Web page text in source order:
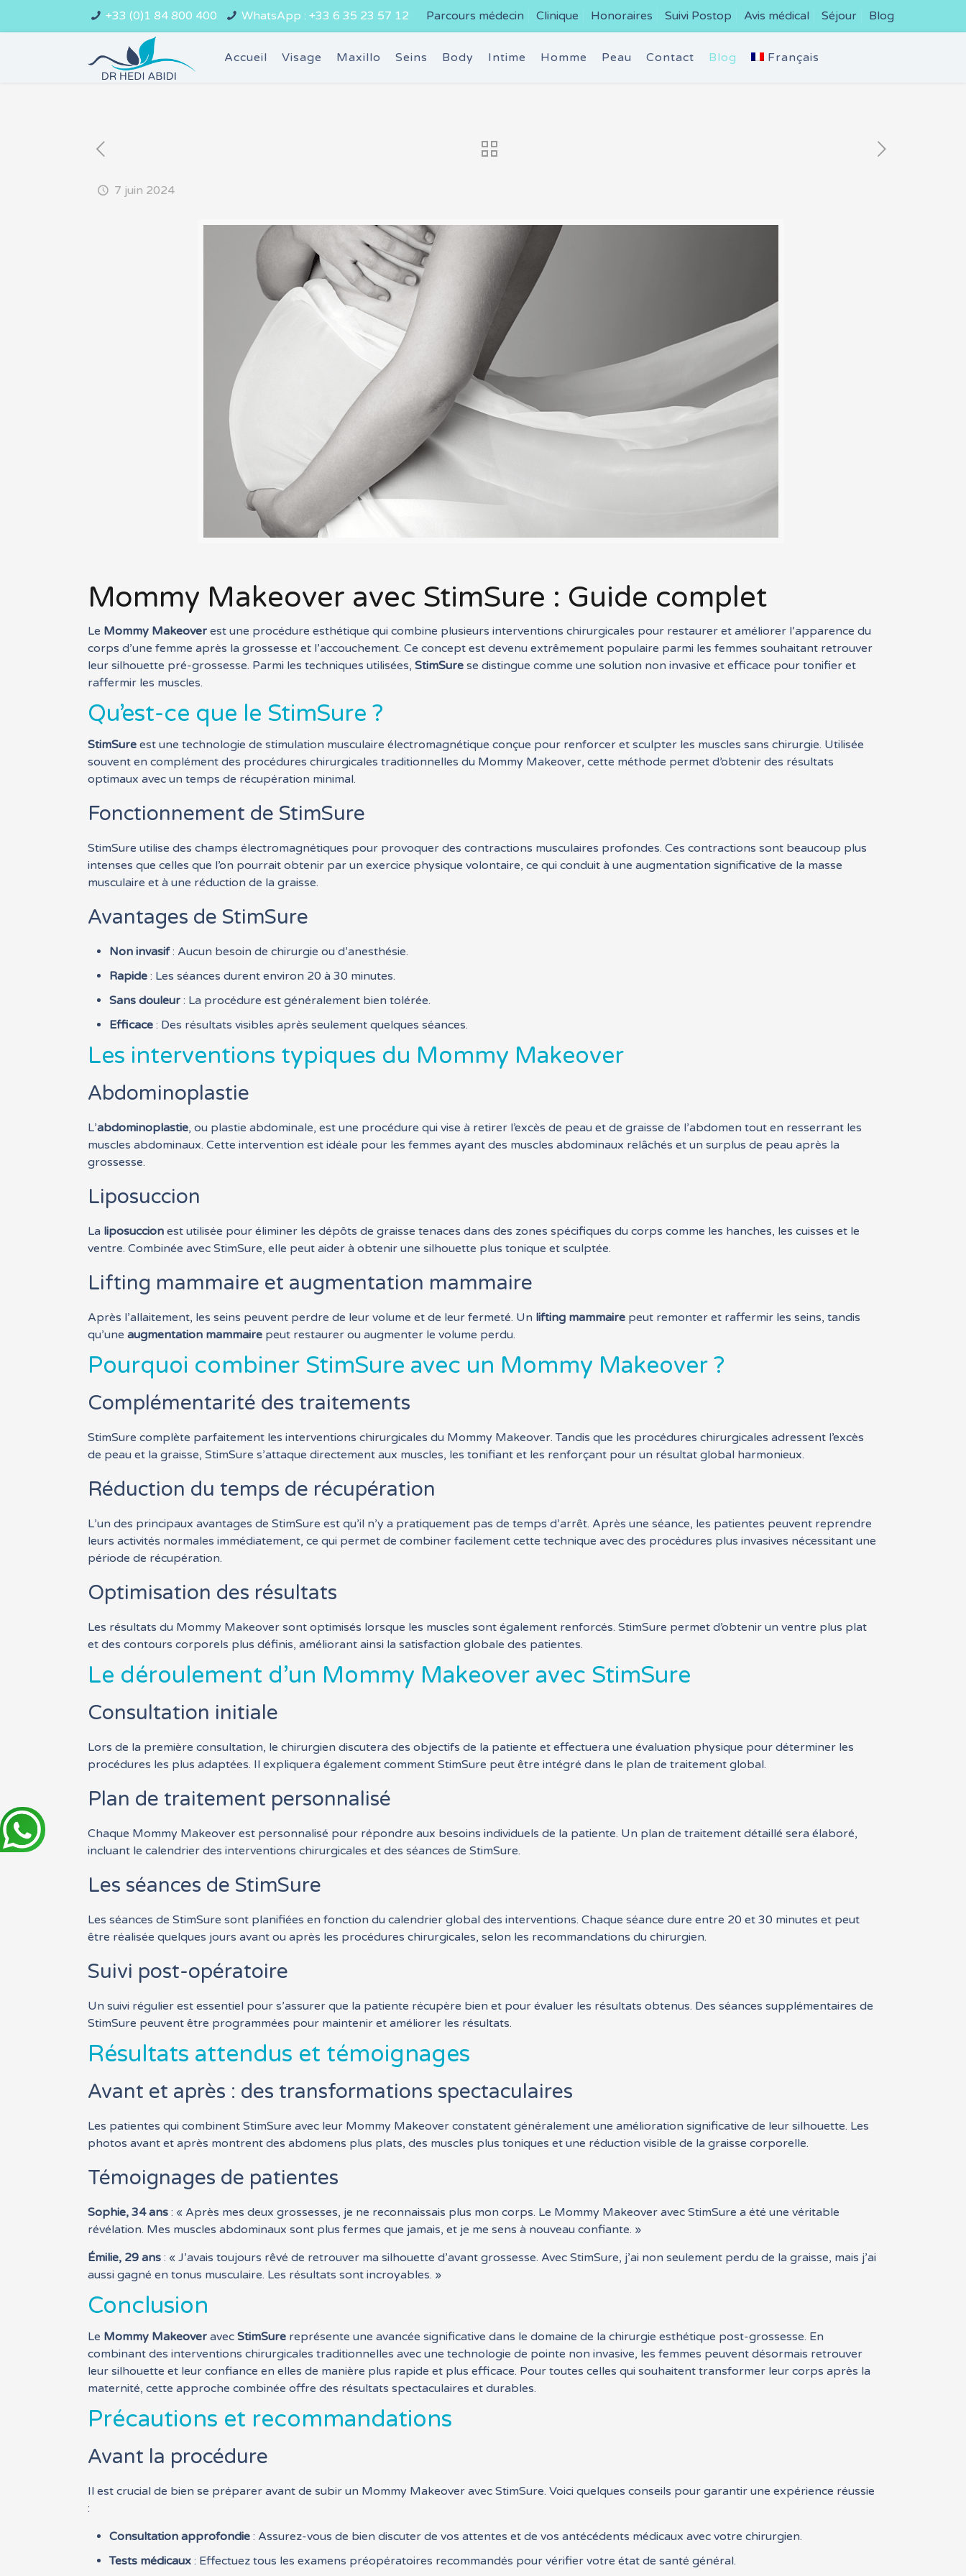
+33 (0)1 84 800 400 WhatsApp : +33 6 35 23 57 12 Parcours médecin Clinique Honoraires Suivi Postop Avis médical Séjour Blog
Accueil Visage Maxillo Seins Body Intime Homme Peau Contact Blog Français
7 juin 2024
Mommy Makeover avec StimSure : Guide complet
Le Mommy Makeover est une procédure esthétique qui combine plusieurs interventions chirurgicales pour restaurer et améliorer l’apparence du
corps d’une femme après la grossesse et l’accouchement. Ce concept est devenu extrêmement populaire parmi les femmes souhaitant retrouver
leur silhouette pré-grossesse. Parmi les techniques utilisées,StimSure se distingue comme une solution non invasive et efficace pour tonifier et
raffermir les muscles.
Qu’est-ce que le StimSure ?
StimSure est une technologie de stimulation musculaire électromagnétique conçue pour renforcer et sculpter les muscles sans chirurgie. Utilisée
souvent en complément des procédures chirurgicales traditionnelles du Mommy Makeover, cette méthode permet d’obtenir des résultats
optimaux avec un temps de récupération minimal.
Fonctionnement de StimSure
StimSure utilise des champs électromagnétiques pour provoquer des contractions musculaires profondes. Ces contractions sont beaucoup plus
intenses que celles que l’on pourrait obtenir par un exercice physique volontaire, ce qui conduit à une augmentation significative de la masse
musculaire et à une réduction de la graisse.
Avantages de StimSure
Non invasif: Aucun besoin de chirurgie ou d’anesthésie.
Rapide : Les séances durent environ 20 à 30 minutes.
Sans douleur : La procédure est généralement bien tolérée.
Efficace : Des résultats visibles après seulement quelques séances.
Les interventions typiques du Mommy Makeover
Abdominoplastie
L’abdominoplastie, ou plastie abdominale, est une procédure qui vise à retirer l’excès de peau et de graisse de l’abdomen tout en resserrant les
muscles abdominaux. Cette intervention est idéale pour les femmes ayant des muscles abdominaux relâchés et un surplus de peau après la
grossesse.
Liposuccion
La liposuccion est utilisée pour éliminer les dépôts de graisse tenaces dans des zones spécifiques du corps comme les hanches, les cuisses et le
ventre. Combinée avec StimSure, elle peut aider à obtenir une silhouette plus tonique et sculptée.
Lifting mammaire et augmentation mammaire
Après l’allaitement, les seins peuvent perdre de leur volume et de leur fermeté. Un lifting mammaire peut remonter et raffermir les seins, tandis
qu’uneaugmentation mammaire peut restaurer ou augmenter le volume perdu.
Pourquoi combiner StimSure avec un Mommy Makeover ?
Complémentarité des traitements
StimSure complète parfaitement les interventions chirurgicales du Mommy Makeover. Tandis que les procédures chirurgicales adressent l’excès
de peau et la graisse, StimSure s’attaque directement aux muscles, les tonifiant et les renforçant pour un résultat global harmonieux.
Réduction du temps de récupération
L’un des principaux avantages de StimSure est qu’il n’y a pratiquement pas de temps d’arrêt. Après une séance, les patientes peuvent reprendre
leurs activités normales immédiatement, ce qui permet de combiner facilement cette technique avec des procédures plus invasives nécessitant une
période de récupération.
Optimisation des résultats
Les résultats du Mommy Makeover sont optimisés lorsque les muscles sont également renforcés. StimSure permet d’obtenir un ventre plus plat
et des contours corporels plus définis, améliorant ainsi la satisfaction globale des patientes.
Le déroulement d’un Mommy Makeover avec StimSure
Consultation initiale
Lors de la première consultation, le chirurgien discutera des objectifs de la patiente et effectuera une évaluation physique pour déterminer les
procédures les plus adaptées. Il expliquera également comment StimSure peut être intégré dans le plan de traitement global.
Plan de traitement personnalisé
Chaque Mommy Makeover est personnalisé pour répondre aux besoins individuels de la patiente. Un plan de traitement détaillé sera élaboré,
incluant le calendrier des interventions chirurgicales et des séances de StimSure.
Les séances de StimSure
Les séances de StimSure sont planifiées en fonction du calendrier global des interventions. Chaque séance dure entre 20 et 30 minutes et peut
être réalisée quelques jours avant ou après les procédures chirurgicales, selon les recommandations du chirurgien.
Suivi post-opératoire
Un suivi régulier est essentiel pour s’assurer que la patiente récupère bien et pour évaluer les résultats obtenus. Des séances supplémentaires de
StimSure peuvent être programmées pour maintenir et améliorer les résultats.
Résultats attendus et témoignages
Avant et après : des transformations spectaculaires
Les patientes qui combinent StimSure avec leur Mommy Makeover constatent généralement une amélioration significative de leur silhouette. Les
photos avant et après montrent des abdomens plus plats, des muscles plus toniques et une réduction visible de la graisse corporelle.
Témoignages de patientes
Sophie, 34 ans : « Après mes deux grossesses, je ne reconnaissais plus mon corps. Le Mommy Makeover avec StimSure a été une véritable
révélation. Mes muscles abdominaux sont plus fermes que jamais, et je me sens à nouveau confiante. »
Émilie, 29 ans : « J’avais toujours rêvé de retrouver ma silhouette d’avant grossesse. Avec StimSure, j’ai non seulement perdu de la graisse, mais j’ai
aussi gagné en tonus musculaire. Les résultats sont incroyables. »
Conclusion
Le Mommy Makeover avecStimSure représente une avancée significative dans le domaine de la chirurgie esthétique post-grossesse. En
combinant des interventions chirurgicales traditionnelles avec une technologie de pointe non invasive, les femmes peuvent désormais retrouver
leur silhouette et leur confiance en elles de manière plus rapide et plus efficace. Pour toutes celles qui souhaitent transformer leur corps après la
maternité, cette approche combinée offre des résultats spectaculaires et durables.
Précautions et recommandations
Avant la procédure
Il est crucial de bien se préparer avant de subir un Mommy Makeover avec StimSure. Voici quelques conseils pour garantir une expérience réussie
:
Consultation approfondie : Assurez-vous de bien discuter de vos attentes et de vos antécédents médicaux avec votre chirurgien.
Tests médicaux : Effectuez tous les examens préopératoires recommandés pour vérifier votre état de santé général.